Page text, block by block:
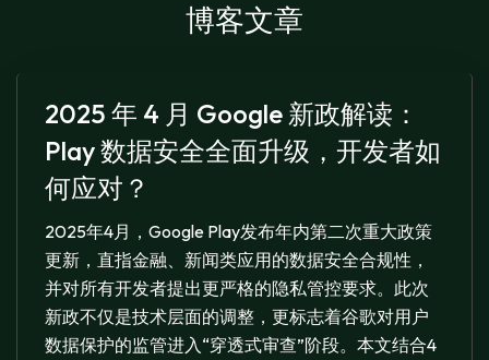
博客文章
2025 年 4 月 Google 新政解读：
Play 数据安全全面升级，开发者如
何应对？
2025年4月，Google Play发布年内第二次重大政策
更新，直指金融、新闻类应用的数据安全合规性，
并对所有开发者提出更严格的隐私管控要求。此次
新政不仅是技术层面的调整，更标志着谷歌对用户
数据保护的监管进入“穿透式审查”阶段。本文结合4